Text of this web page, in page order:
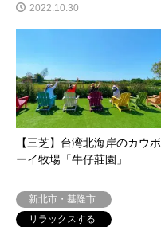
2022.10.30
【三芝】台湾北海岸のカウボ
ーイ牧場「牛仔莊園」
新北市・基隆市
リラックスする